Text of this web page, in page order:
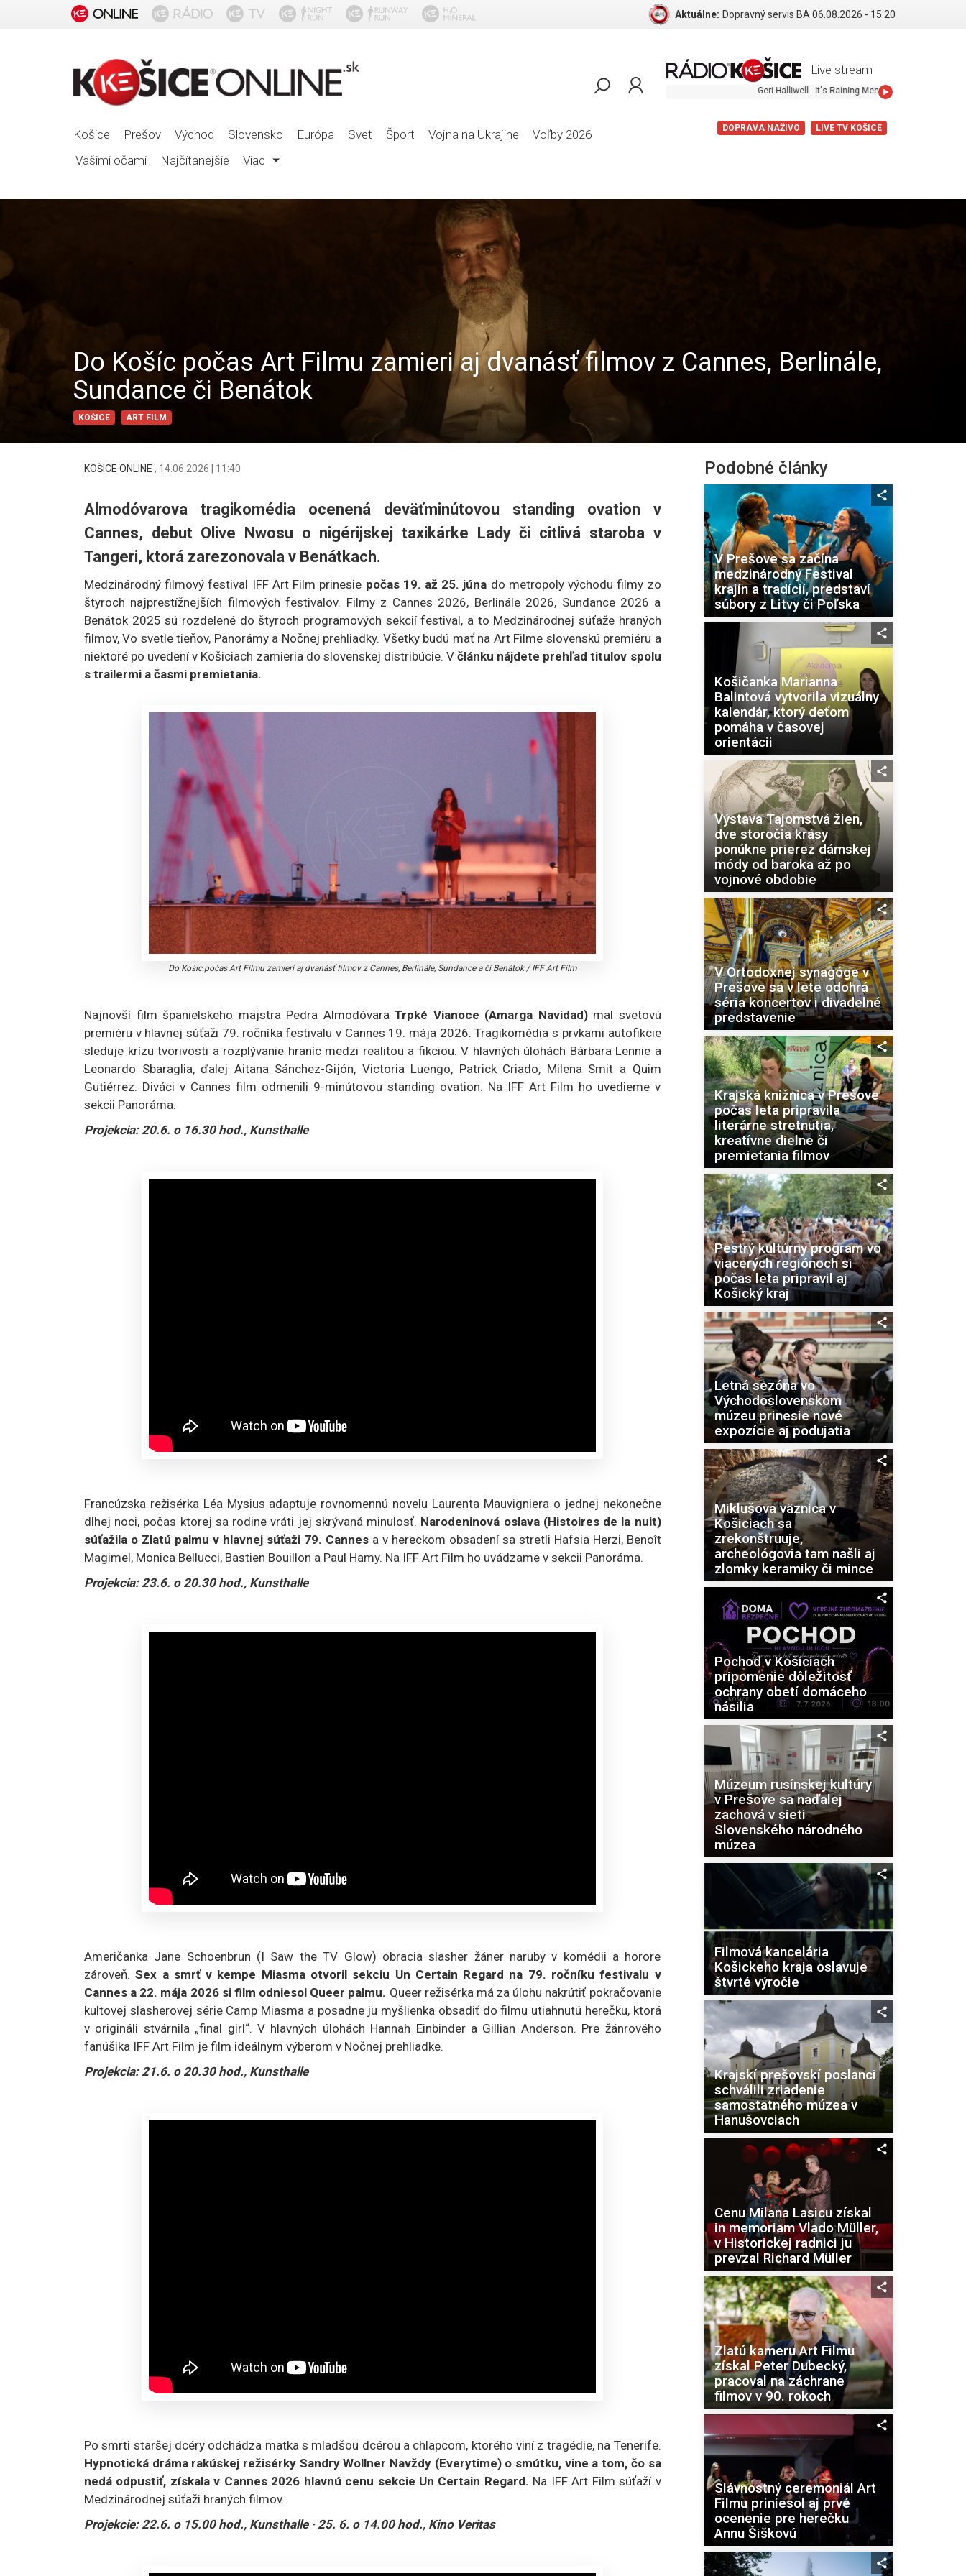
Aktuálne: Dopravný servis BA 06.08.2026 - 15:20
Košice Prešov Východ Slovensko Európa Svet Šport Vojna na Ukrajine
Voľby 2026
Vašimi očami
Najčítanejšie Viac
Live stream
Geri Halliwell - It's Raining Men
DOPRAVA NAŽIVO LIVE TV KOŠICE
Do Košíc počas Art Filmu zamieri aj dvanásť filmov z Cannes, Berlinále,
Sundance či Benátok
KOŠICE ART FILM
KOŠICE ONLINE , 14.06.2026 | 11:40
Almodóvarova tragikomédia ocenená deväťminútovou standing ovation v
Cannes, debut Olive Nwosu o nigérijskej taxikárke Lady či citlivá staroba v
Tangeri, ktorá zarezonovala v Benátkach.
Medzinárodný filmový festival IFF Art Film prinesie počas 19. až 25. júna do metropoly východu filmy zo
štyroch najprestížnejších filmových festivalov. Filmy z Cannes 2026, Berlinále 2026, Sundance 2026 a
Benátok 2025 sú rozdelené do štyroch programových sekcií festival, a to Medzinárodnej súťaže hraných
filmov, Vo svetle tieňov, Panorámy a Nočnej prehliadky. Všetky budú mať na Art Filme slovenskú premiéru a
niektoré po uvedení v Košiciach zamieria do slovenskej distribúcie. Včlánku nájdete prehľad titulov spolu
s trailermi a časmi premietania.
Do Košíc počas Art Filmu zamieri aj dvanásť filmov z Cannes, Berlinále, Sundance a či Benátok/IFF Art Film
Najnovší film španielskeho majstra Pedra Almodóvara Trpké Vianoce (Amarga Navidad)mal svetovú
premiéru v hlavnej súťaži 79. ročníka festivalu v Cannes 19. mája 2026. Tragikomédia s prvkami autofikcie
sleduje krízu tvorivosti a rozplývanie hraníc medzi realitou a fikciou. V hlavných úlohách Bárbara Lennie a
Leonardo Sbaraglia, ďalej Aitana Sánchez-Gijón, Victoria Luengo, Patrick Criado, Milena Smit a Quim
Gutiérrez. Diváci v Cannes film odmenili 9-minútovou standing ovation. Na IFF Art Film ho uvedieme v
sekcii Panoráma.
Projekcia: 20.6. o 16.30 hod., Kunsthalle
Francúzska režisérka Léa Mysius adaptuje rovnomennú novelu Laurenta Mauvigniera o jednej nekonečne
dlhej noci, počas ktorej sa rodine vráti jej skrývaná minulosť. Narodeninová oslava (Histoires de la nuit)
súťažila o Zlatú palmu v hlavnej súťaži 79. Cannes a v hereckom obsadení sa stretli Hafsia Herzi, Benoît
Magimel, Monica Bellucci, Bastien Bouillon a Paul Hamy. Na IFF Art Film ho uvádzame v sekcii Panoráma.
Projekcia: 23.6. o 20.30 hod., Kunsthalle
Američanka Jane Schoenbrun (I Saw the TV Glow) obracia slasher žáner naruby v komédii a horore
zároveň.Sex a smrť v kempe Miasma otvoril sekciu Un Certain Regard na 79. ročníku festivalu v
Cannes a 22. mája 2026 si film odniesol Queer palmu. Queer režisérka má za úlohu nakrútiť pokračovanie
kultovej slasherovej série Camp Miasma a posadne ju myšlienka obsadiť do filmu utiahnutú herečku, ktorá
v origináli stvárnila „final girl“. V hlavných úlohách Hannah Einbinder a Gillian Anderson. Pre žánrového
fanúšika IFF Art Film je film ideálnym výberom v Nočnej prehliadke.
Projekcia: 21.6. o 20.30 hod., Kunsthalle
Po smrti staršej dcéry odchádza matka s mladšou dcérou a chlapcom, ktorého viní z tragédie, na Tenerife.
Hypnotická dráma rakúskej režisérky Sandry Wollner Navždy (Everytime) o smútku, vine a tom, čo sa
nedá odpustiť, získala v Cannes 2026 hlavnú cenu sekcie Un Certain Regard. Na IFF Art Film súťaží v
Medzinárodnej súťaži hraných filmov.
Projekcie: 22.6. o 15.00 hod., Kunsthalle · 25. 6. o 14.00 hod., Kino Veritas
Podobné články
V Prešove sa začína
medzinárodný Festival
krajín a tradícií, predstaví
súbory z Litvy či Poľska
Košičanka Marianna
Balintová vytvorila vizuálny
kalendár, ktorý deťom
pomáha v časovej
orientácii
Výstava Tajomstvá žien,
dve storočia krásy
ponúkne prierez dámskej
módy od baroka až po
vojnové obdobie
V Ortodoxnej synagóge v
Prešove sa v lete odohrá
séria koncertov i divadelné
predstavenie
Krajská knižnica v Prešove
počas leta pripravila
literárne stretnutia,
kreatívne dielne či
premietania filmov
Pestrý kultúrny program vo
viacerých regiónoch si
počas leta pripravil aj
Košický kraj
Letná sezóna vo
Východoslovenskom
múzeu prinesie nové
expozície aj podujatia
Miklušova väznica v
Košiciach sa
zrekonštruuje,
archeológovia tam našli aj
zlomky keramiky či mince
Pochod v Košiciach
pripomenie dôležitosť
ochrany obetí domáceho
násilia
Múzeum rusínskej kultúry
v Prešove sa naďalej
zachová v sieti
Slovenského národného
múzea
Filmová kancelária
Košickeho kraja oslavuje
štvrté výročie
Krajskí prešovskí poslanci
schválili zriadenie
samostatného múzea v
Hanušovciach
Cenu Milana Lasicu získal
in memoriam Vlado Müller,
v Historickej radnici ju
prevzal Richard Müller
Zlatú kameru Art Filmu
získal Peter Dubecký,
pracoval na záchrane
filmov v 90. rokoch
Slávnostný ceremoniál Art
Filmu priniesol aj prvé
ocenenie pre herečku
Annu Šiškovú